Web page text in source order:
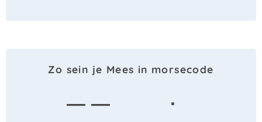
Zo sein je Mees in morsecode
— —
·